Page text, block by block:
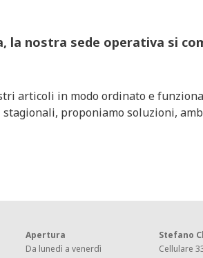
la nostra sede operativa si
articoli in modo ordinato e
proponiamo soluzioni,
Apertura
Da lunedì a venerdì
Stefano
Cellulare